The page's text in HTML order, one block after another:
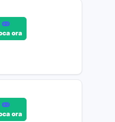
ora
ora